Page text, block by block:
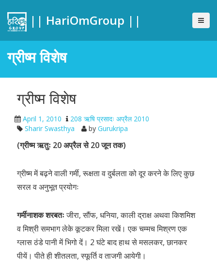
|| HariOmGroup ||
ग्रीष्म विशेष
ग्रीष्म विशेष
April 1, 2010
208 ऋषि प्रसादः अप्रैल 2010
Sharir Swasthya
by Gurukripa
(ग्रीष्म ऋतुः 20 अप्रैल से 20 जून तक)
ग्रीष्म में बढ़ने वाली गर्मी, रूक्षता व दुर्बलता को दूर करने के लिए कुछ
सरल व अनुभूत प्रयोगः
गर्मीनाशक शरबतःजीरा, सौंफ, धनिया, काली द्राक्ष अथवा किशमिश
व मिश्री समभाग लेके कूटकर मिला रखें। एक चम्मच मिश्रण एक
ग्लास ठंडे पानी में भिगो दें। 2 घंटे बाद हाथ से मसलकर, छानकर
पीयें। पीते ही शीतलता, स्फूर्ति व ताजगी आयेगी।